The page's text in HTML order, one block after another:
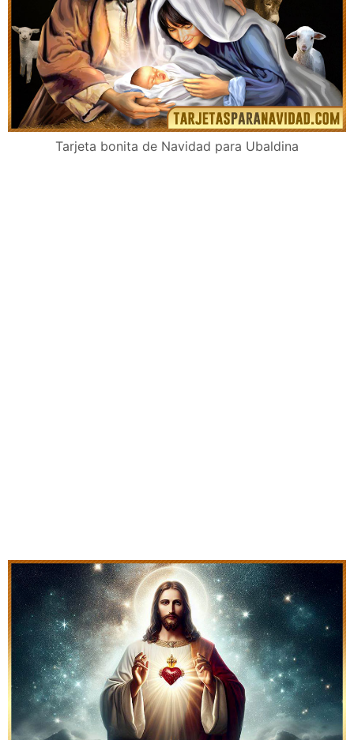
Tarjeta bonita de Navidad para Ubaldina